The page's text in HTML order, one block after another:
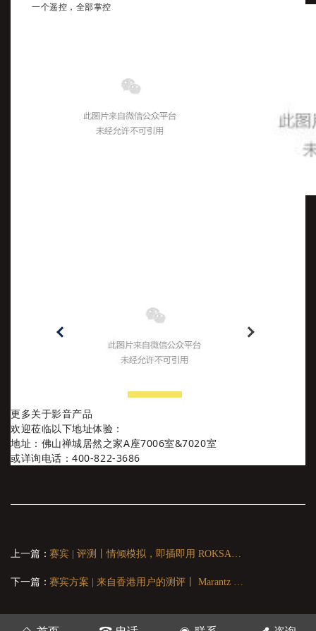
一个遥控，全部掌控
更多关于影音产品
欢迎莅临以下地址体验：
地址：佛山禅城居然之家A座7006室&7020室
或详询电话：400-822-3686
上一篇： 赛宾 | 评测丨情倾模拟，即插即用 ROKSAN Attessa黑胶唱机
下一篇： 赛宾方案 | 来自香港用户的测评丨 Marantz MODEL 40n